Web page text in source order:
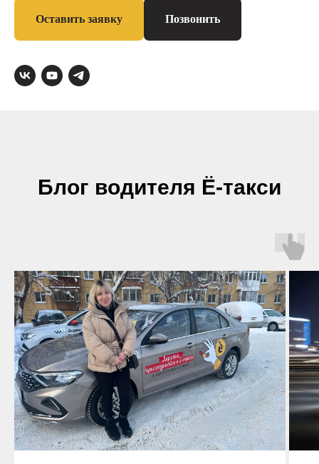
Оставить заявку Позвонить
Блог водителя Ё-такси